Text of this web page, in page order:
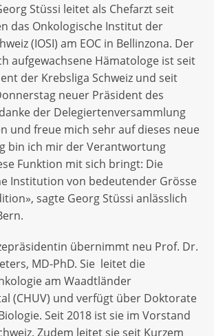
Stüssi leitet als Chefarzt seit
das Onkologische Institut der
(IOSI) am EOC in Bellinzona. Der
aufgewachsene Hämatologe ist seit
der Krebsliga Schweiz und seit
neuer Präsident des
der Delegiertenversammlung
und freue mich sehr auf dieses neue
bin ich mir der Verantwortung
Funktion mit sich bringt: Die
Institution von bedeutender Grösse
sagte Georg Stüssi anlässlich
übernimmt neu Prof. Dr.
MD-PhD. Sie leitet die
am Waadtländer
(CHUV) und verfügt über Doktorate
Seit 2018 ist sie im Vorstand
Zudem leitet sie seit Kurzem